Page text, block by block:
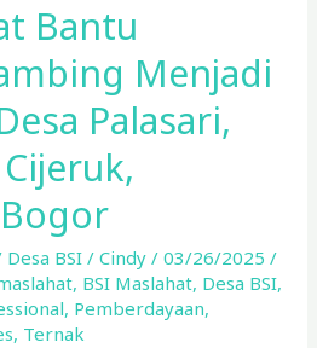
Bantu
Menjadi
Palasari,
Desa BSI /Cindy/03/26/2025/
, BSI Maslahat, Desa BSI,
, Pemberdayaan,
, Ternak